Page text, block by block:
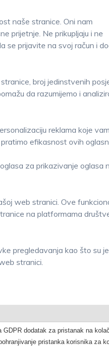
naše stranice. Oni nam
prijetnje. Ne prikupljaju i ne
se prijavite na svoj račun i
broj jedinstvenih
da razumijemo i
reklama koje vam
efikasnost ovih
za prikazivanje oglasa
web stranici. Ove
na platformama
pregledavanja kao što su
stranici.
GDPR dodatak za pristanak na
pristanka korisnika za